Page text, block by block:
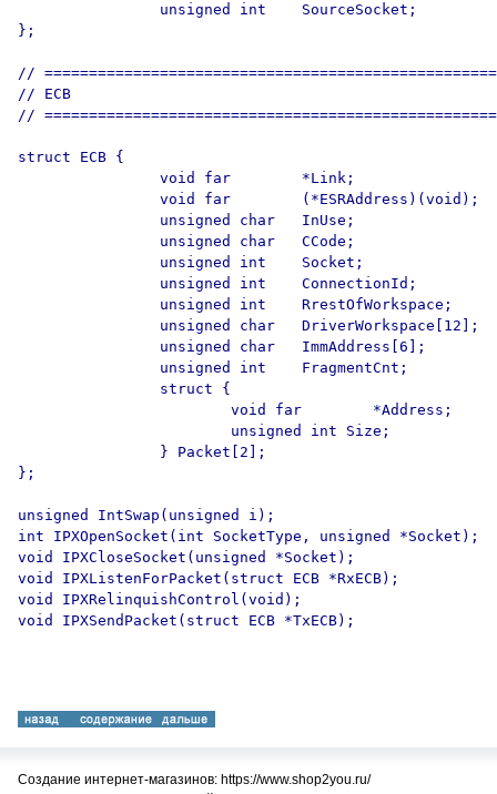
                unsigned int    SourceSocket;
};
//
// ECB
//
struct ECB {
                void far        *Link;
                void far        (*ESRAddress)(void);
                unsigned char   InUse;
                unsigned char   CCode;
                unsigned int    Socket;
                unsigned int    ConnectionId;
                unsigned int    RrestOfWorkspace;
                unsigned char   DriverWorkspace[12];
                unsigned char   ImmAddress[6];
                unsigned int    FragmentCnt;
                struct {
                        void far        *Address;
                        unsigned int Size;
                } Packet[2];
};
unsigned IntSwap(unsigned i);
int IPXOpenSocket(int SocketType, unsigned *Socket);
void IPXCloseSocket(unsigned *Socket);
void IPXListenForPacket(struct ECB *RxECB);
void IPXRelinquishControl(void);
void IPXSendPacket(struct ECB *TxECB);
Создание интернет-магазинов: https://www.shop2you.ru/